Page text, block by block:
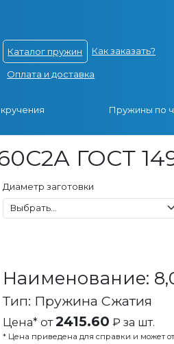
Каталог пружин Как заказать?
Оплата и доставка
Пружины по
ГОСТ
Диаметр заготовки
Наименование:
Тип: Пружина Сжатия
Цена* от2415.60 ₽ за шт.
* Цена приведена для справки и может